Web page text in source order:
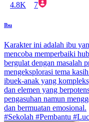
4.8K 7
Ibu
Karakter ini adalah ibu
mencoba memperbaiki
bergulat dengan masalah
mengeksplorasi tema
ibuek-anak yang
dan elemen yang
pengasuhan namun
dan bermuatan emosional.
#Sekolah #Pembantu